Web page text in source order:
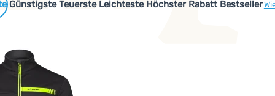
Günstigste Teuerste Leichteste Höchster Rabatt Bestseller
Produkte